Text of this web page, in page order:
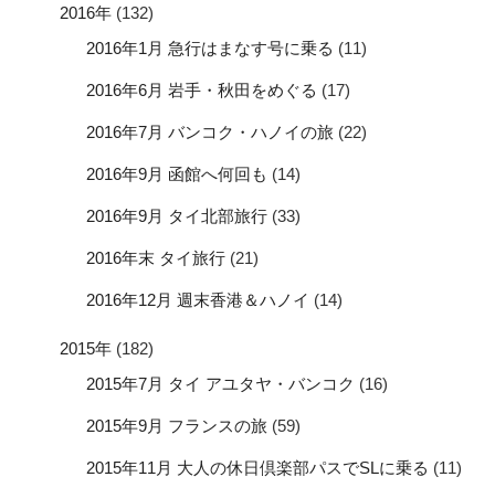
2016年 (132)
2016年1月 急行はまなす号に乗る (11)
2016年6月 岩手・秋田をめぐる (17)
2016年7月 バンコク・ハノイの旅 (22)
2016年9月 函館へ何回も (14)
2016年9月 タイ北部旅行 (33)
2016年末 タイ旅行 (21)
2016年12月 週末香港＆ハノイ (14)
2015年 (182)
2015年7月 タイ アユタヤ・バンコク (16)
2015年9月 フランスの旅 (59)
2015年11月 大人の休日倶楽部パスでSLに乗る (11)